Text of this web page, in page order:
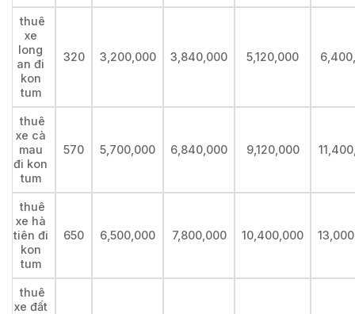
thuê
xe
long
an đi
kon
tum
320 3,200,000 3,840,000 5,120,000
thuê
xe cà
mau
đi kon
tum
570 5,700,000 6,840,000 9,120,000
thuê
xe hà
tiên đi
kon
tum
650 6,500,000 7,800,000 10,400,000
thuê
xe đất